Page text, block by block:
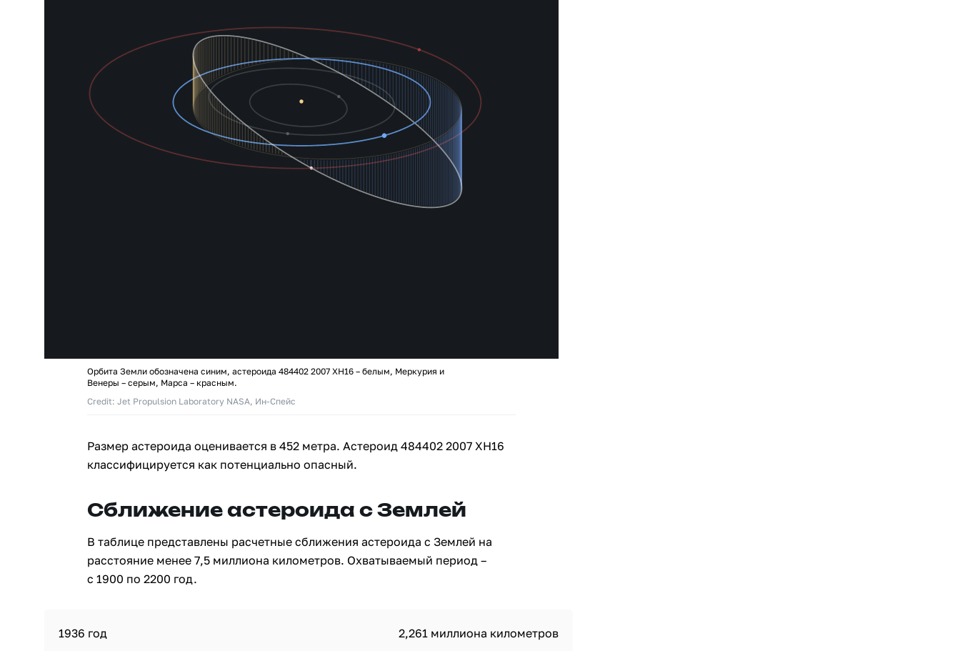
Орбита Земли обозначена синим, астероида 484402 2007 XH16 – белым, Меркурия и
Венеры – серым, Марса – красным.
Credit: Jet Propulsion Laboratory NASA, Ин-Спейс
Размер астероида оценивается в 452 метра. Астероид 484402 2007 XH16
классифицируется как потенциально опасный.
Сближение астероида с Землей
В таблице представлены расчетные сближения астероида с Землей на
расстояние менее 7,5 миллиона километров. Охватываемый период –
с 1900 по 2200 год.
1936 год 2,261 миллиона километров